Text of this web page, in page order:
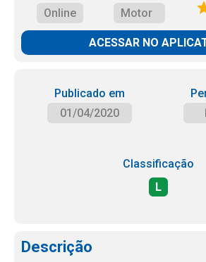
Online
Motor
ACESSAR NO
Publicado em
01/04/2020
Classificação
L
Descrição